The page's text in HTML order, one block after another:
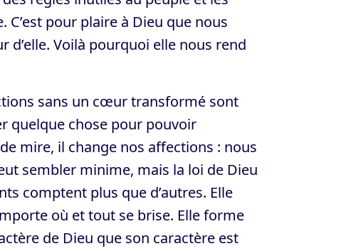
pour plaire à Dieu que nous
d’elle. Voilà pourquoi elle nous rend
sans un cœur transformé sont
quelque chose pour pouvoir
mire, il change nos affections : nous
sembler minime, mais la loi de Dieu
comptent plus que d’autres. Elle
où et tout se brise. Elle forme
de Dieu que son caractère est